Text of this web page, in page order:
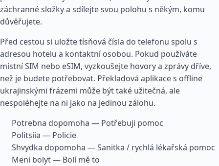
záchranné složky a sdílejte svou polohu s někým, komu
důvěřujete.
Před cestou si uložte tísňová čísla do telefonu spolu s
adresou hotelu a kontaktní osobou. Pokud používáte
místní SIM nebo eSIM, vyzkoušejte hovory a zprávy dříve,
než je budete potřebovat. Překladová aplikace s offline
ukrajinskými frázemi může být také užitečná, ale
nespoléhejte na ni jako na jedinou zálohu.
Potrebna dopomoha — Potřebuji pomoc
Politsiia — Policie
Shvydka dopomoha — Sanitka / rychlá lékařská pomoc
Meni bolyt — Bolí mě to